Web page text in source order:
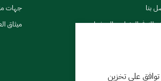
بنا
في النشرات والتحذيرات
جهات
ميثاق
على تخزين